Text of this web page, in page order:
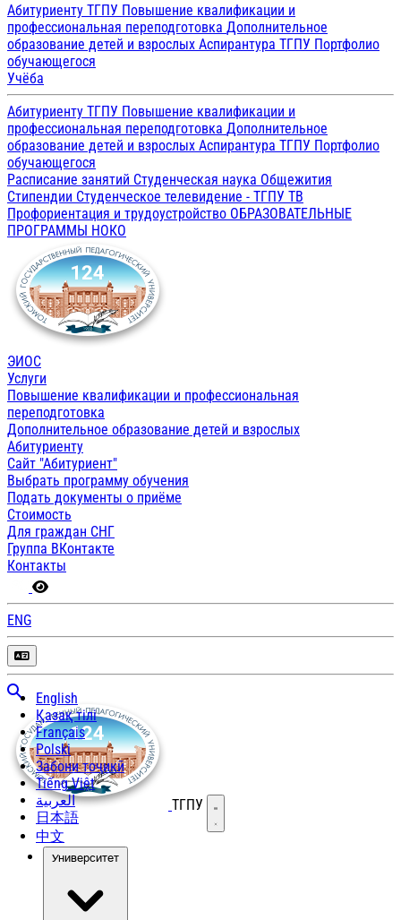
Абитуриенту ТГПУ Повышение квалификации и
профессиональная переподготовка Дополнительное
образование детей и взрослых Аспирантура ТГПУ Портфолио
обучающегося
Учёба
Абитуриенту ТГПУ Повышение квалификации и
профессиональная переподготовка Дополнительное
образование детей и взрослых Аспирантура ТГПУ Портфолио
обучающегося
Расписание занятий Студенческая наука Общежития
Стипендии Студенческое телевидение - ТГПУ ТВ
Профориентация и трудоустройство ОБРАЗОВАТЕЛЬНЫЕ
ПРОГРАММЫ НОКО
ЭИОС
Услуги
Повышение квалификации и профессиональная
переподготовка
Дополнительное образование детей и взрослых
Абитуриенту
Сайт "Абитуриент"
Выбрать программу обучения
Подать документы о приёме
Стоимость
Для граждан СНГ
Группа ВКонтакте
Контакты
ENG
English
Қазақ тілі
Français
Polski
Забони тоҷикӣ
Tiếng Việt
العربية
日本語
中文
ТГПУ Открыть меню
Университет